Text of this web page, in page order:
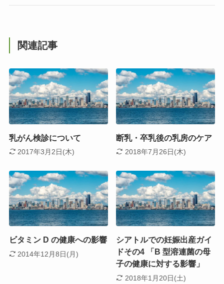
関連記事
乳がん検診について
2017年3月2日(木)
断乳・卒乳後の乳房のケア
2018年7月26日(木)
ビタミン D の健康への影響
2014年12月8日(月)
シアトルでの妊娠出産ガイ
ドその4 「B 型溶連菌の母
子の健康に対する影響」
2018年1月20日(土)